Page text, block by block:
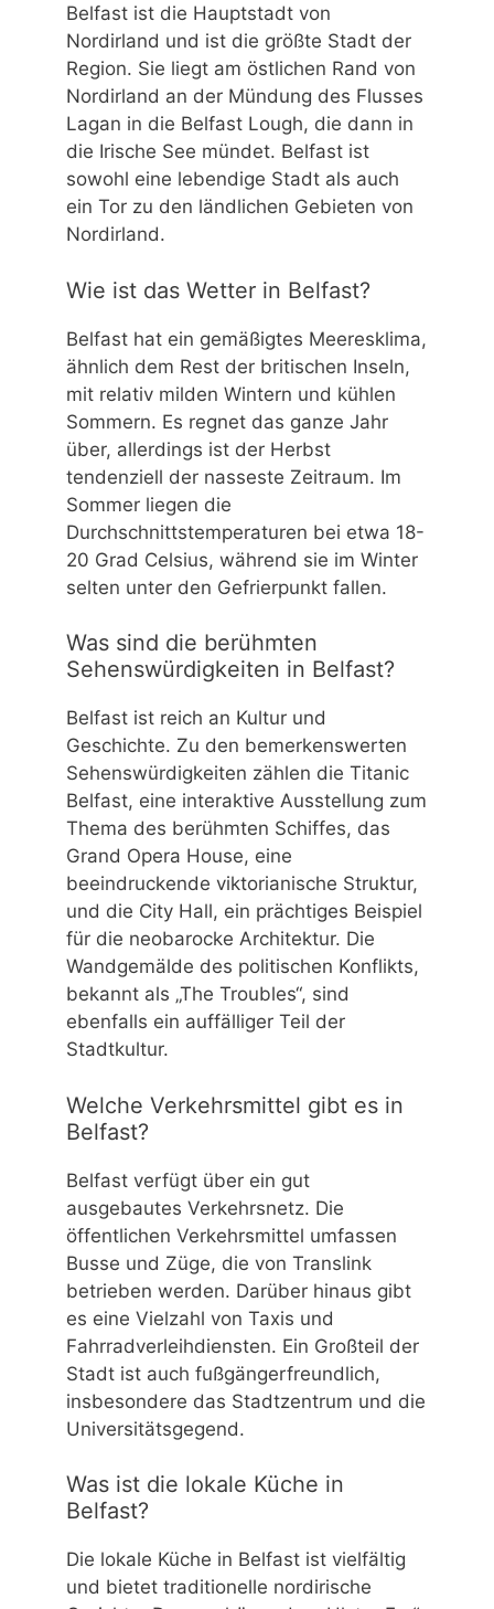
Belfast ist die Hauptstadt von
Nordirland und ist die größte Stadt der
Region. Sie liegt am östlichen Rand von
Nordirland an der Mündung des Flusses
Lagan in die Belfast Lough, die dann in
die Irische See mündet. Belfast ist
sowohl eine lebendige Stadt als auch
ein Tor zu den ländlichen Gebieten von
Nordirland.
Wie ist das Wetter in Belfast?
Belfast hat ein gemäßigtes Meeresklima,
ähnlich dem Rest der britischen Inseln,
mit relativ milden Wintern und kühlen
Sommern. Es regnet das ganze Jahr
über, allerdings ist der Herbst
tendenziell der nasseste Zeitraum. Im
Sommer liegen die
Durchschnittstemperaturen bei etwa 18-
20 Grad Celsius, während sie im Winter
selten unter den Gefrierpunkt fallen.
Was sind die berühmten
Sehenswürdigkeiten in Belfast?
Belfast ist reich an Kultur und
Geschichte. Zu den bemerkenswerten
Sehenswürdigkeiten zählen die Titanic
Belfast, eine interaktive Ausstellung zum
Thema des berühmten Schiffes, das
Grand Opera House, eine
beeindruckende viktorianische Struktur,
und die City Hall, ein prächtiges Beispiel
für die neobarocke Architektur. Die
Wandgemälde des politischen Konflikts,
bekannt als „The Troubles“, sind
ebenfalls ein auffälliger Teil der
Stadtkultur.
Welche Verkehrsmittel gibt es in
Belfast?
Belfast verfügt über ein gut
ausgebautes Verkehrsnetz. Die
öffentlichen Verkehrsmittel umfassen
Busse und Züge, die von Translink
betrieben werden. Darüber hinaus gibt
es eine Vielzahl von Taxis und
Fahrradverleihdiensten. Ein Großteil der
Stadt ist auch fußgängerfreundlich,
insbesondere das Stadtzentrum und die
Universitätsgegend.
Was ist die lokale Küche in
Belfast?
Die lokale Küche in Belfast ist vielfältig
und bietet traditionelle nordirische